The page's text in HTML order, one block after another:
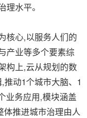
水平。
心,以服务人们的
产业等多个要素综
构上,云从规划的数
推动1个城市大脑、1
业务应用,模块涵盖
推进城市治理由人